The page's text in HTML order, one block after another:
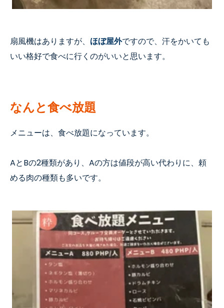
扇風機はありますが、 ほぼ屋外ですので、汗をかいても
いい格好で食べに行くのがいいと思います。
なんと食べ放題
メニューは、 食べ放題になっています。
AとBの2種類があり、 Aの方は値段が高い代わりに、頼
める肉の種類も多いです。